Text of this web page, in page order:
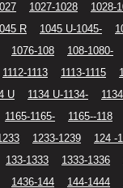
1027-1028 1028-
R 1045 U-1045-
1076-108 108-1080-
1112-1113 1113-1115
U 1134 U-1134-
1165-1165- 1165--118
1233-1239 124 -
133-1333 1333-1336
1436-144 144-1444